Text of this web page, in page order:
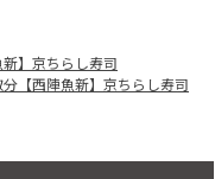
】京ちらし寿司
【西陣魚新】京ちらし寿司